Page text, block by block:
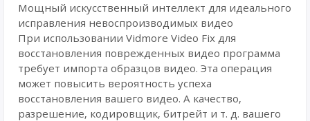
Мощный искусственный интеллект для идеального
исправления невоспроизводимых видео
При использовании Vidmore Video Fix для
восстановления поврежденных видео программа
требует импорта образцов видео. Эта операция
может повысить вероятность успеха
восстановления вашего видео. А качество,
разрешение, кодировщик, битрейт и т. д. вашего